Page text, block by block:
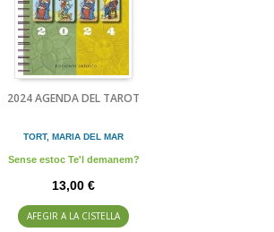
2024 AGENDA DEL TAROT
TORT, MARIA DEL MAR
Sense estoc Te'l demanem?
13,00 €
AFEGIR A LA CISTELLA